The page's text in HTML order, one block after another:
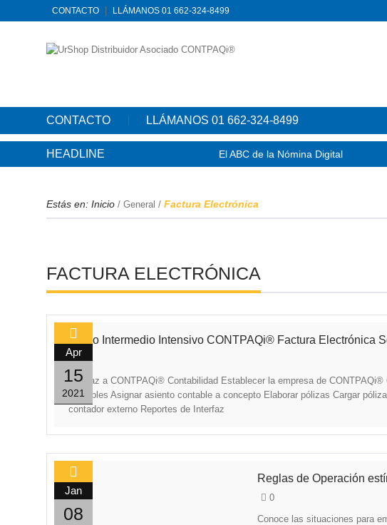
CONTACTO LLÁMANOS 01 662-324-8499
CONTACTO LLÁMANOS 01 662-324-8499
HEADLINE El ABC de la Nómina Digital
CONTPAQi® Contabilidad Básico
Estás en: Inicio / General / Factura Electrónica
FACTURA ELECTRÓNICA
Apr
15
2021
Curso Intermedio Intensivo CONTPAQi® Factura Electrónica
0
Interfaz a CONTPAQi® Contabilidad Establecer la empresa de
contables Asignar asiento contable a concepto Elaborar pólizas Cargar
contador externo Reportes de Interfaz
Jan
08
Reglas de Operación
0
Conoce las situaciones para